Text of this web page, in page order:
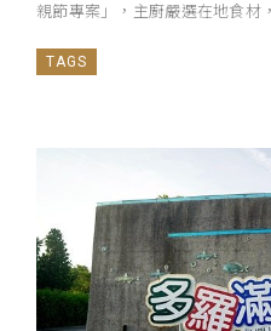
親節專案」，主廚嚴選在地食材